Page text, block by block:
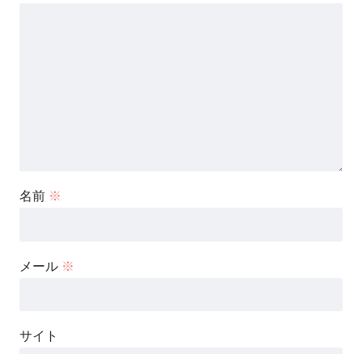
名前 ※
メール ※
サイト